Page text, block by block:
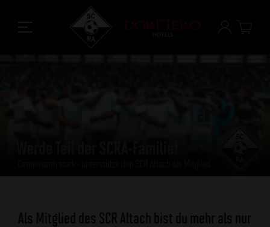
Als Mitglied des SCR Altach bist du mehr als nur